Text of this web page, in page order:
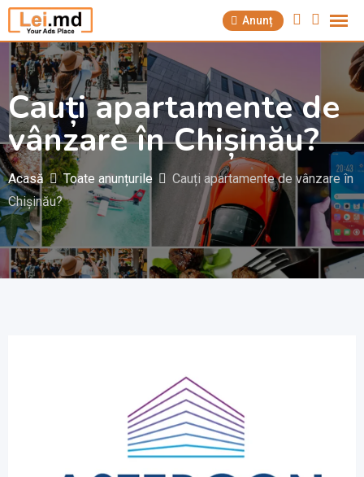
Săriți
la
conținut
Anunț
Cauți apartamente de
vânzare în Chișinău?
Acasă Toate anunțurile
Cauți apartamente de vânzare în
Chișinău?